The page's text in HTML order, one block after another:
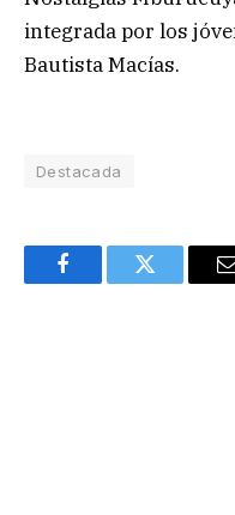
integrada por los
Bautista Macías.
Destacada
FacebookTwitter